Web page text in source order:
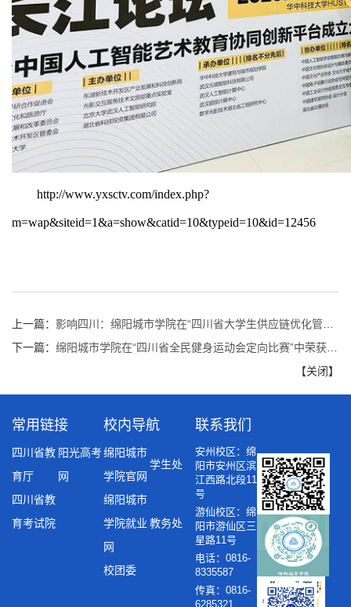
http://www.yxsctv.com/index.php?
m=wap&siteid=1&a=show&catid=10&typeid=10&id=12456
上一篇： 影响四川：绵阳城市学院在“四川省大学生供应链优化管理大赛”中取得佳绩
下一篇： 绵阳城市学院在“四川省全民健身运动会定向比赛”中荣获佳绩 ​
【关闭】
常用链接
四川省教
育厅
阳光高考
网
四川省教
育考试院
校内导航
绵阳城市
学院官网
学生处
绵阳城市
学院就业
网
教务处
校团委
联系我们
安州校区：绵
阳市安州区滨
江西路北段11
号
游仙校区：绵
阳市游仙区三
星路11号
电话：0816-
8335587
传真：0816-
6285321